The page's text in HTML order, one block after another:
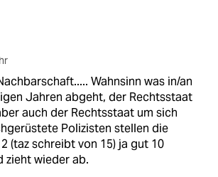
Wahnsinn was in/an
Jahren abgeht, der Rechtsstaat
auch der Rechtsstaat um sich
Polizisten stellen die
(taz schreibt von 15) ja gut 10
zieht wieder ab.